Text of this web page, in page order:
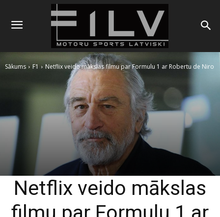
Sākums F1 Netflix veido mākslas filmu par Formulu 1 ar Robertu de Niro
Netflix veido mākslas